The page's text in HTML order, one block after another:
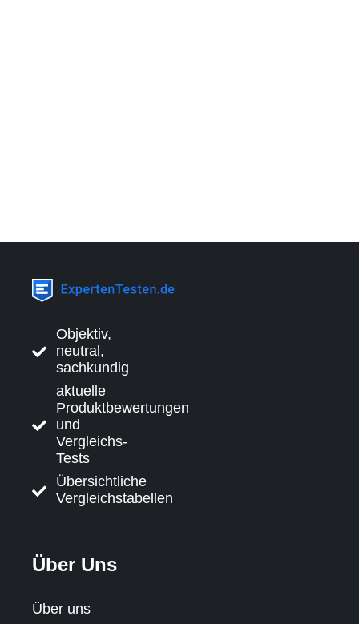
Objektiv,
neutral,
sachkundig
aktuelle
Produktbewertungen
und
Vergleichs-
Tests
Übersichtliche
Vergleichstabellen
Über Uns
Über uns